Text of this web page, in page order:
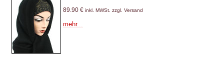
89.90 € inkl. MWSt. zzgl. Versand
mehr...